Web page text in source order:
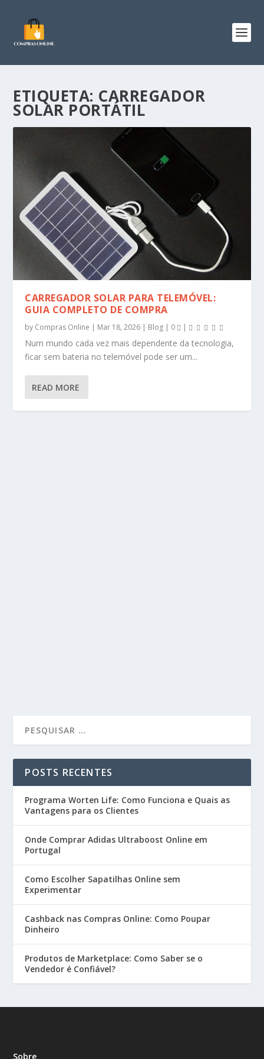
ETIQUETA: CARREGADOR
SOLAR PORTÁTIL
CARREGADOR SOLAR PARA TELEMÓVEL:
GUIA COMPLETO DE COMPRA
by Compras Online | Mar 18, 2026 | Blog | 0 |
Num mundo cada vez mais dependente da tecnologia,
ficar sem bateria no telemóvel pode ser um...
READ MORE
POSTS RECENTES
Programa Worten Life: Como Funciona e Quais as
Vantagens para os Clientes
Onde Comprar Adidas Ultraboost Online em
Portugal
Como Escolher Sapatilhas Online sem
Experimentar
Cashback nas Compras Online: Como Poupar
Dinheiro
Produtos de Marketplace: Como Saber se o
Vendedor é Confiável?
Sobre